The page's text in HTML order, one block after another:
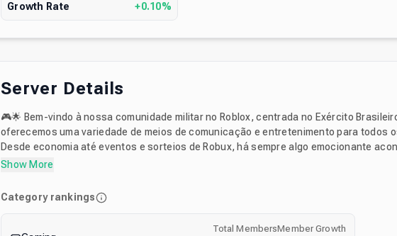
Growth Rate +0.10%
Server Details
🎮🌟 Bem-vindo à nossa comunidade militar no Roblox, centrada no Exército Brasileiro!
oferecemos uma variedade de meios de comunicação e entretenimento para todos
Desde economia até eventos e sorteios de Robux, há sempre algo emocionante
se a nós para fazer novas amizades e progredir na hierarquia militar. Com anos de
membro pode se destacar!
Show More
Category rankings
Total MembersMember Growth